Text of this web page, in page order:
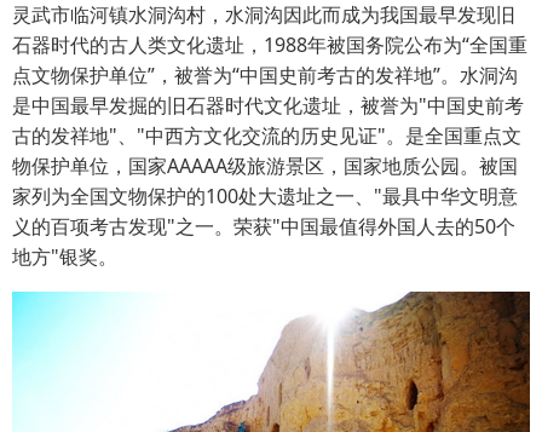
灵武市临河镇水洞沟村，水洞沟因此而成为我国最早发现旧
石器时代的古人类文化遗址，1988年被国务院公布为“全国重
点文物保护单位”，被誉为“中国史前考古的发祥地”。水洞沟
是中国最早发掘的旧石器时代文化遗址，被誉为"中国史前考
古的发祥地"、"中西方文化交流的历史见证"。是全国重点文
物保护单位，国家AAAAA级旅游景区，国家地质公园。被国
家列为全国文物保护的100处大遗址之一、"最具中华文明意
义的百项考古发现"之一。荣获"中国最值得外国人去的50个
地方"银奖。